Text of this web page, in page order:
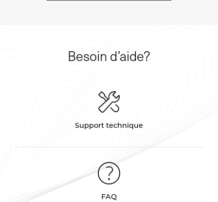
Besoin d’aide?
Support technique
FAQ